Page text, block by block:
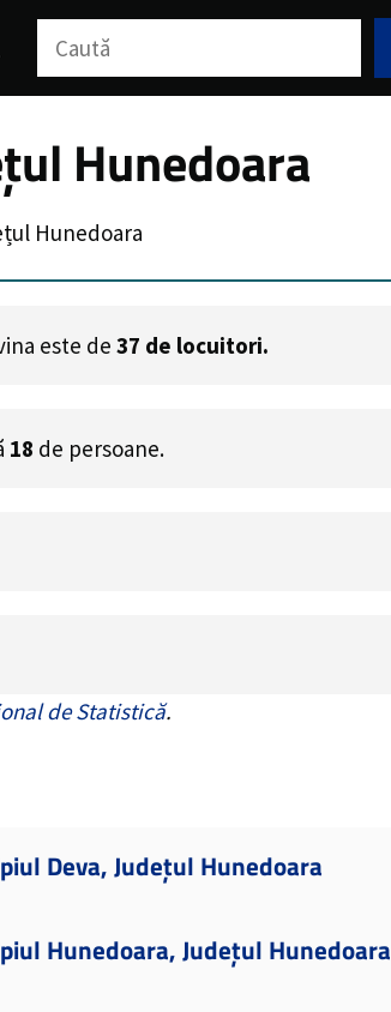
Caută
Hunedoara
Hunedoara
este de 37 de locuitori.
18 de persoane.
de Statistică.
Deva, Județul Hunedoara
Hunedoara, Județul Hunedoara